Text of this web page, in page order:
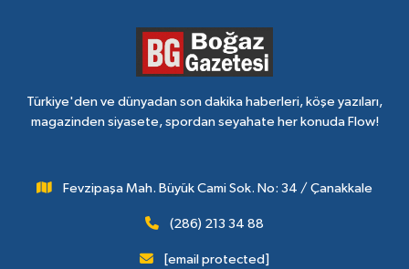
Türkiye'den ve dünyadan son dakika haberleri, köşe yazıları,
magazinden siyasete, spordan seyahate her konuda Flow!
Fevzipaşa Mah. Büyük Cami Sok. No: 34 / Çanakkale
(286) 213 34 88
[email protected]